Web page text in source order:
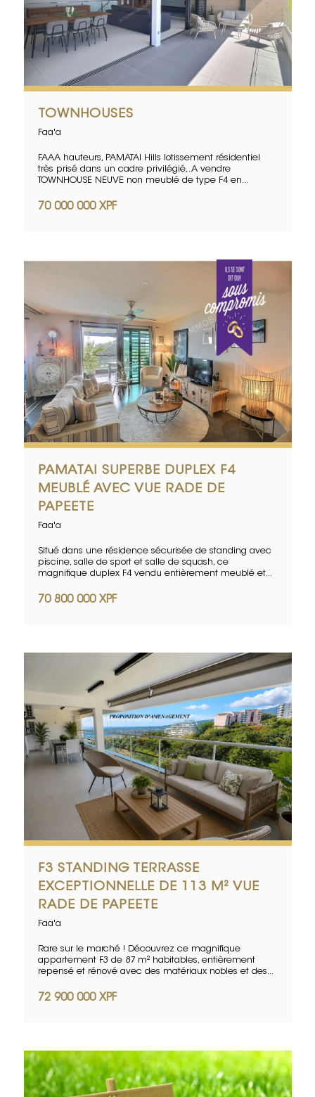
TOWNHOUSES
Faa'a
FAAA hauteurs, PAMATAI Hills lotissement résidentiel
très prisé dans un cadre privilégié,. A vendre
TOWNHOUSE NEUVE non meublé de type F4 en...
70 000 000 XPF
PAMATAI SUPERBE DUPLEX F4
MEUBLÉ AVEC VUE RADE DE
PAPEETE
Faa'a
Situé dans une résidence sécurisée de standing avec
piscine, salle de sport et salle de squash, ce
magnifique duplex F4 vendu entièrement meublé et...
70 800 000 XPF
F3 STANDING TERRASSE
EXCEPTIONNELLE DE 113 M² VUE
RADE DE PAPEETE
Faa'a
Rare sur le marché ! Découvrez ce magnifique
appartement F3 de 87 m² habitables, entièrement
repensé et rénové avec des matériaux nobles et des...
72 900 000 XPF